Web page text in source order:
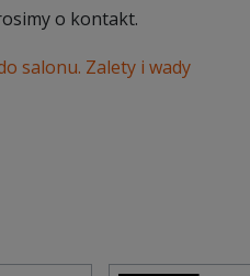
o kontakt.
salonu. Zalety i wady